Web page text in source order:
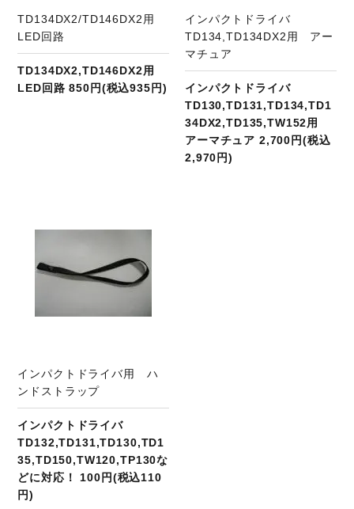
TD134DX2/TD146DX2用
LED回路
TD134DX2,TD146DX2用
LED回路 850円(税込935円)
インパクトドライバ
TD134,TD134DX2用 アー
マチュア
インパクトドライバ
TD130,TD131,TD134,TD1
34DX2,TD135,TW152用
アーマチュア 2,700円(税込
2,970円)
インパクトドライバ用 ハ
ンドストラップ
インパクトドライバ
TD132,TD131,TD130,TD1
35,TD150,TW120,TP130な
どに対応！ 100円(税込110
円)